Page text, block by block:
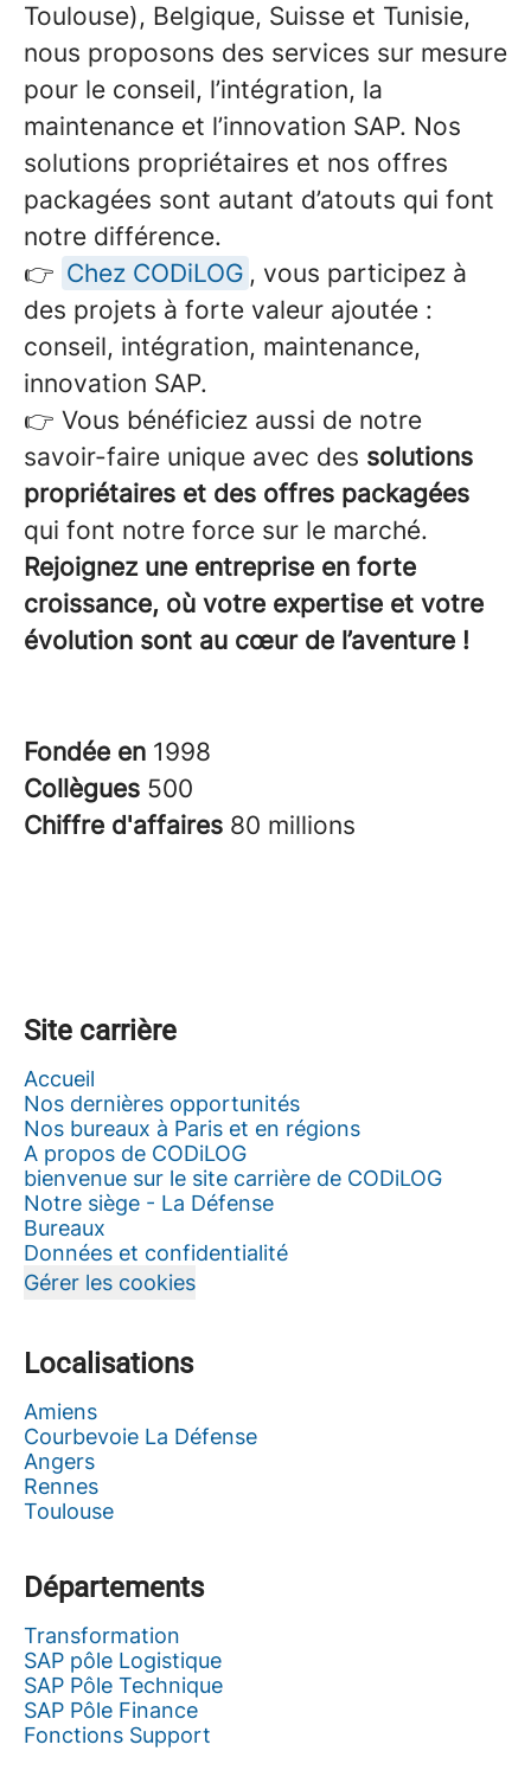
Toulouse), Belgique, Suisse et Tunisie,
nous proposons des services sur mesure
pour le conseil, l’intégration, la
maintenance et l’innovation SAP. Nos
solutions propriétaires et nos offres
packagées sont autant d’atouts qui font
notre différence.
👉 Chez CODiLOG , vous participez à
des projets à forte valeur ajoutée :
conseil, intégration, maintenance,
innovation SAP.
👉 Vous bénéficiez aussi de notre
savoir-faire unique avec des solutions
propriétaires et des offres packagées
qui font notre force sur le marché.
Rejoignez une entreprise en forte
croissance, où votre expertise et votre
évolution sont au cœur de l’aventure !
Fondée en 1998
Collègues 500
Chiffre d'affaires 80 millions
Site carrière
Accueil
Nos dernières opportunités
Nos bureaux à Paris et en régions
A propos de CODiLOG
bienvenue sur le site carrière de CODiLOG
Notre siège - La Défense
Bureaux
Données et confidentialité
Gérer les cookies
Localisations
Amiens
Courbevoie La Défense
Angers
Rennes
Toulouse
Départements
Transformation
SAP pôle Logistique
SAP Pôle Technique
SAP Pôle Finance
Fonctions Support